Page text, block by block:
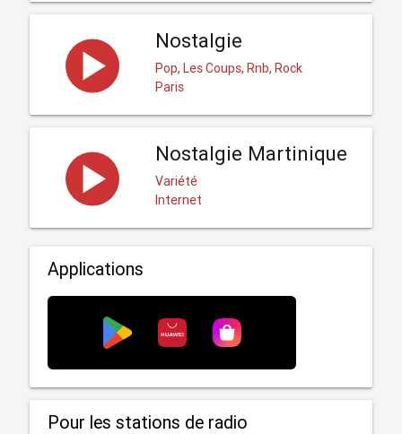
Nostalgie
Pop, Les Coups, Rnb, Rock
Paris
Nostalgie Martinique
Variété
Internet
Applications
Pour les stations de radio